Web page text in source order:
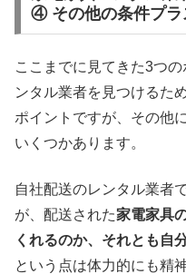
④ その他の条件プラ
ここまでに見てきた3つ
ンタル業者を見つけるた
ポイントですが、その他
いくつかあります。
自社配送のレンタル業者
が、配送された家電家具
くれるのか、それとも自
という点は体力的にも精